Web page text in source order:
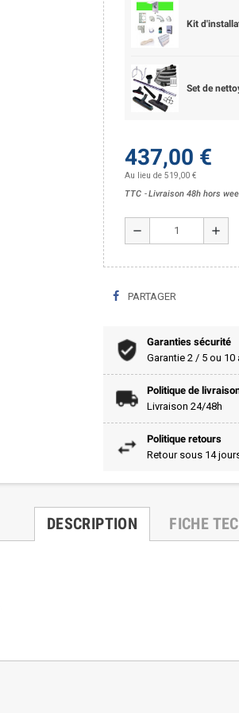
Kit
Set de
437,00 €
Au lieu de 519,00 €
TTC
Livraison 48h hors
remove add
PARTAGER
Garanties sécurité
Garantie 2 / 5 ou
Politique de
Livraison 24/48h
Politique retours
Retour sous 14
DESCRIPTION FICHE